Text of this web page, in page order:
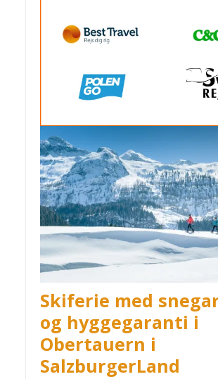
Skiferie med
og hyggegaranti i
Obertauern i
SalzburgerLand